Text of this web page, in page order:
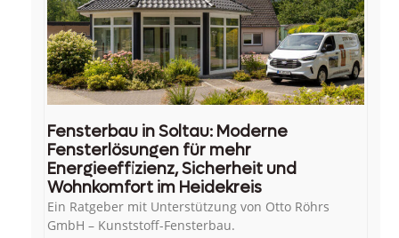
Fensterbau in Soltau: Moderne
Fensterlösungen für mehr
Energieeffizienz, Sicherheit und
Wohnkomfort im Heidekreis
Ein Ratgeber mit Unterstützung von Otto Röhrs
GmbH – Kunststoff-Fensterbau.